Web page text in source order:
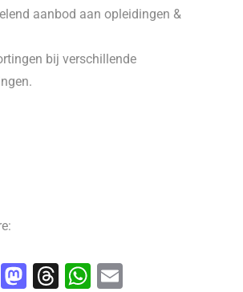
aanbod aan opleidingen &
bij verschillende
Li M T
W